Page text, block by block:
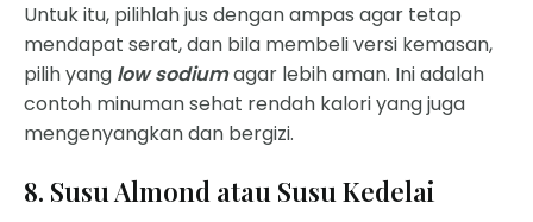
Untuk itu, pilihlah jus dengan ampas agar tetap
mendapat serat, dan bila membeli versi kemasan,
pilih yang low sodiumagar lebih aman. Ini adalah
contoh minuman sehat rendah kalori yang juga
mengenyangkan dan bergizi.
8. Susu Almond atau Susu Kedelai